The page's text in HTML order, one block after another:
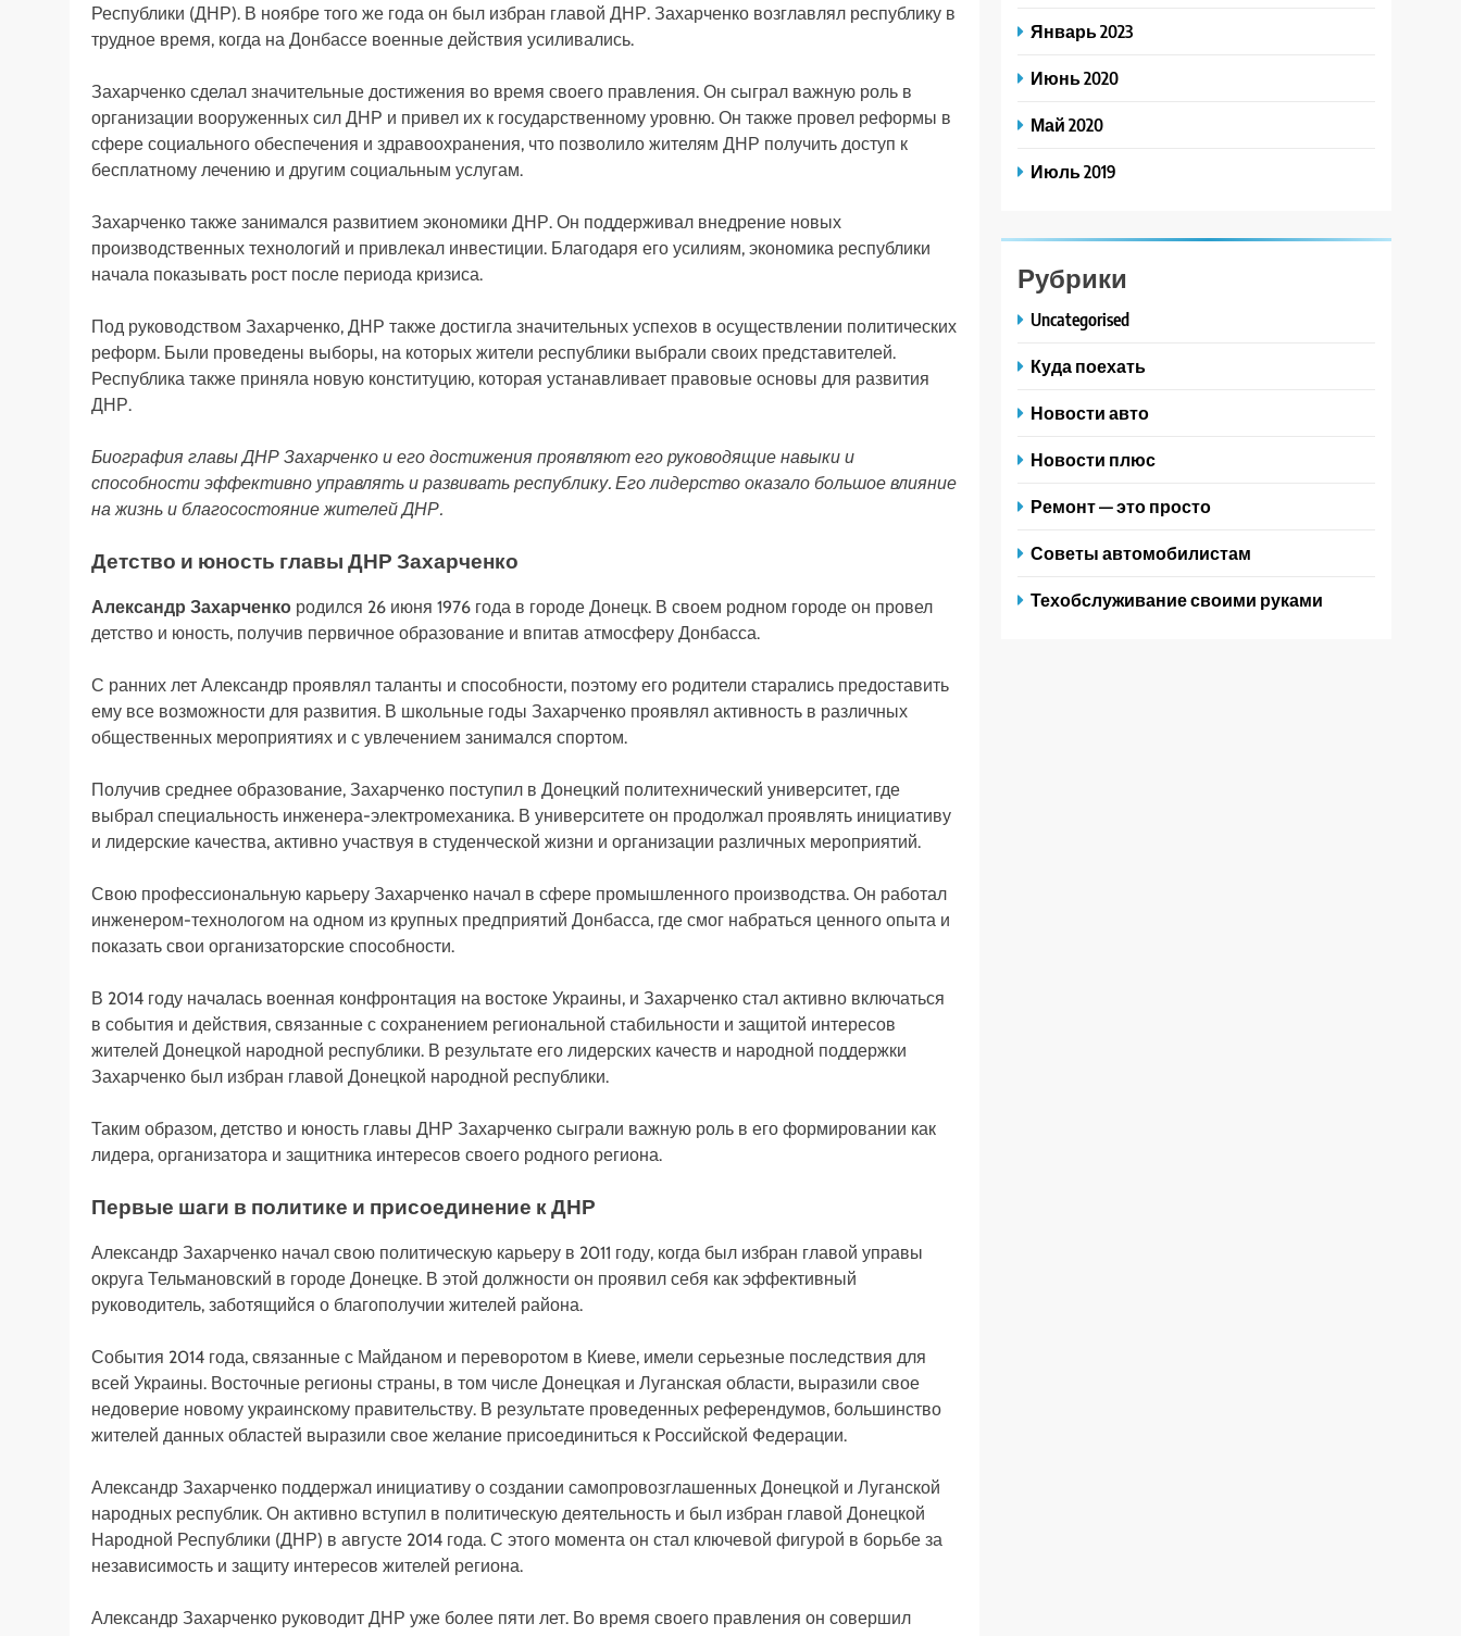
Республики (ДНР). В ноябре того же года он был избран главой ДНР. Захарченко возглавлял республику в
трудное время, когда на Донбассе военные действия усиливались.
Захарченко сделал значительные достижения во время своего правления. Он сыграл важную роль в
организации вооруженных сил ДНР и привел их к государственному уровню. Он также провел реформы в
сфере социального обеспечения и здравоохранения, что позволило жителям ДНР получить доступ к
бесплатному лечению и другим социальным услугам.
Захарченко также занимался развитием экономики ДНР. Он поддерживал внедрение новых
производственных технологий и привлекал инвестиции. Благодаря его усилиям, экономика республики
начала показывать рост после периода кризиса.
Под руководством Захарченко, ДНР также достигла значительных успехов в осуществлении политических
реформ. Были проведены выборы, на которых жители республики выбрали своих представителей.
Республика также приняла новую конституцию, которая устанавливает правовые основы для развития
ДНР.
Биография главы ДНР Захарченко и его достижения проявляют его руководящие навыки и
способности эффективно управлять и развивать республику. Его лидерство оказало большое влияние
на жизнь и благосостояние жителей ДНР.
Детство и юность главы ДНР Захарченко
Александр Захарченко родился 26 июня 1976 года в городе Донецк. В своем родном городе он провел
детство и юность, получив первичное образование и впитав атмосферу Донбасса.
С ранних лет Александр проявлял таланты и способности, поэтому его родители старались предоставить
ему все возможности для развития. В школьные годы Захарченко проявлял активность в различных
общественных мероприятиях и с увлечением занимался спортом.
Получив среднее образование, Захарченко поступил в Донецкий политехнический университет, где
выбрал специальность инженера-электромеханика. В университете он продолжал проявлять инициативу
и лидерские качества, активно участвуя в студенческой жизни и организации различных мероприятий.
Свою профессиональную карьеру Захарченко начал в сфере промышленного производства. Он работал
инженером-технологом на одном из крупных предприятий Донбасса, где смог набраться ценного опыта и
показать свои организаторские способности.
В 2014 году началась военная конфронтация на востоке Украины, и Захарченко стал активно включаться
в события и действия, связанные с сохранением региональной стабильности и защитой интересов
жителей Донецкой народной республики. В результате его лидерских качеств и народной поддержки
Захарченко был избран главой Донецкой народной республики.
Таким образом, детство и юность главы ДНР Захарченко сыграли важную роль в его формировании как
лидера, организатора и защитника интересов своего родного региона.
Первые шаги в политике и присоединение к ДНР
Александр Захарченко начал свою политическую карьеру в 2011 году, когда был избран главой управы
округа Тельмановский в городе Донецке. В этой должности он проявил себя как эффективный
руководитель, заботящийся о благополучии жителей района.
События 2014 года, связанные с Майданом и переворотом в Киеве, имели серьезные последствия для
всей Украины. Восточные регионы страны, в том числе Донецкая и Луганская области, выразили свое
недоверие новому украинскому правительству. В результате проведенных референдумов, большинство
жителей данных областей выразили свое желание присоединиться к Российской Федерации.
Александр Захарченко поддержал инициативу о создании самопровозглашенных Донецкой и Луганской
народных республик. Он активно вступил в политическую деятельность и был избран главой Донецкой
Народной Республики (ДНР) в августе 2014 года. С этого момента он стал ключевой фигурой в борьбе за
независимость и защиту интересов жителей региона.
Александр Захарченко руководит ДНР уже более пяти лет. Во время своего правления он совершил
Январь 2023
Июнь 2020
Май 2020
Июль 2019
Рубрики
Uncategorised
Куда поехать
Новости авто
Новости плюс
Ремонт — это просто
Советы автомобилистам
Техобслуживание своими руками